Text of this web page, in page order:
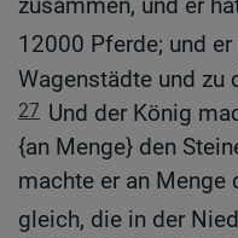
zusammen, und er
12000 Pferde; und
Wagenstädte und zu
27 Und der König
{an Menge} den
machte er an Menge
gleich, die in der